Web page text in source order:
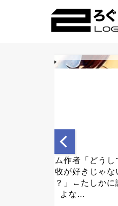
【悲報】パルワールド
ん、同接92万人ｗｗｗｗ
ｗｗｗｗｗｗｗｗｗｗｗ
ｗｗｗ...